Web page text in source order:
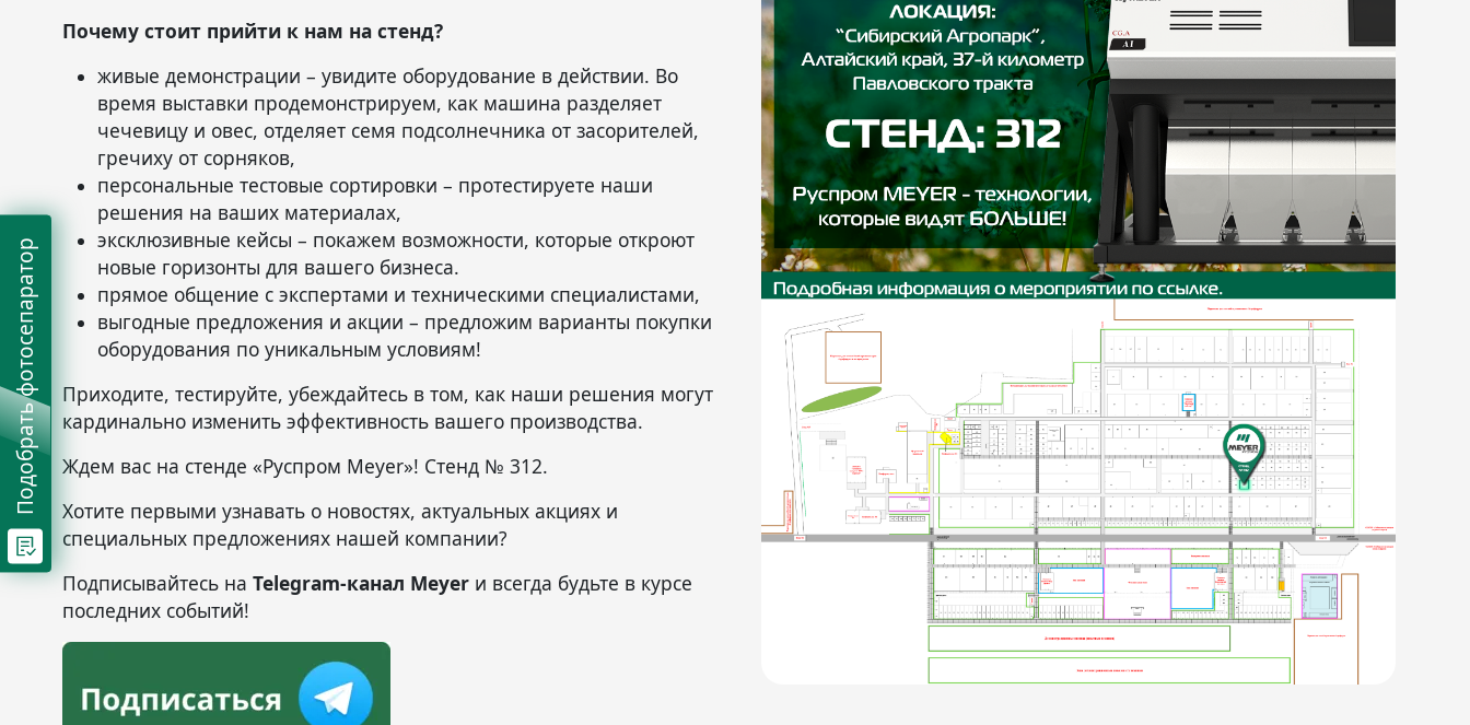
Почему стоит прийти к нам на стенд?
живые демонстрации – увидите оборудование в действии. Во
время выставки продемонстрируем, как машина разделяет
чечевицу и овес, отделяет семя подсолнечника от засорителей,
гречиху от сорняков,
персональные тестовые сортировки – протестируете наши
решения на ваших материалах,
эксклюзивные кейсы – покажем возможности, которые откроют
новые горизонты для вашего бизнеса.
прямое общение с экспертами и техническими специалистами,
выгодные предложения и акции – предложим варианты покупки
оборудования по уникальным условиям!
Приходите, тестируйте, убеждайтесь в том, как наши решения могут
кардинально изменить эффективность вашего производства.
Ждем вас на стенде «Руспром Meyer»! Стенд № 312.
Хотите первыми узнавать о новостях, актуальных акциях и
специальных предложениях нашей компании?
Подписывайтесь на Telegram-канал Meyer и всегда будьте в курсе
последних событий!
Подобрать фотосепаратор